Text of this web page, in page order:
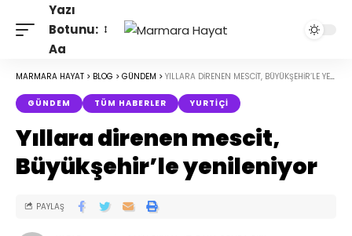
Yazı
Botunu:
Aa
MARMARA HAYAT > BLOG > GÜNDEM > YILLARA DIRENEN MESCIT, BÜYÜKŞEHIR’LE YENILENIYOR
GÜNDEM TÜM HABERLER YURTIÇI
Yıllara direnen mescit,
Büyükşehir’le yenileniyor
PAYLAŞ